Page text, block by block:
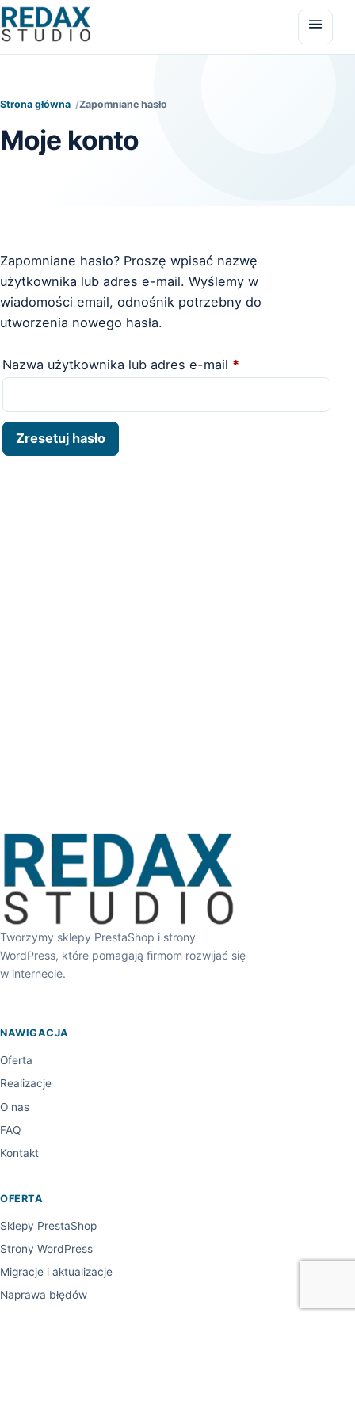
Przejdź do treści
Strona główna Zapomniane hasło
Moje konto
Zapomniane hasło? Proszę wpisać nazwę
użytkownika lub adres e-mail. Wyślemy w
wiadomości email, odnośnik potrzebny do
utworzenia nowego hasła.
Nazwa użytkownika lub adres e-mail *
Zresetuj hasło
Tworzymy sklepy PrestaShop i strony
WordPress, które pomagają firmom rozwijać się
w internecie.
NAWIGACJA
Oferta
Realizacje
O nas
FAQ
Kontakt
OFERTA
Sklepy PrestaShop
Strony WordPress
Migracje i aktualizacje
Naprawa błędów